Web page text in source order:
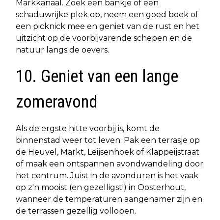
Markkanaal. Zoek een bankje of een
schaduwrijke plek op, neem een goed boek of
een picknick mee en geniet van de rust en het
uitzicht op de voorbijvarende schepen en de
natuur langs de oevers.
10. Geniet van een lange
zomeravond
Als de ergste hitte voorbij is, komt de
binnenstad weer tot leven. Pak een terrasje op
de Heuvel, Markt, Leijsenhoek of Klappeijstraat
of maak een ontspannen avondwandeling door
het centrum. Juist in de avonduren is het vaak
op z'n mooist (en gezelligst!) in Oosterhout,
wanneer de temperaturen aangenamer zijn en
de terrassen gezellig vollopen.